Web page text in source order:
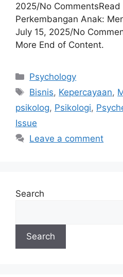
2025/No CommentsRead
Perkembangan Anak:
July 15, 2025/No
More End of Content.
Psychology
Bisnis, Kepercayaan,
psikolog, Psikologi,
Issue
Leave a comment
Search
Search